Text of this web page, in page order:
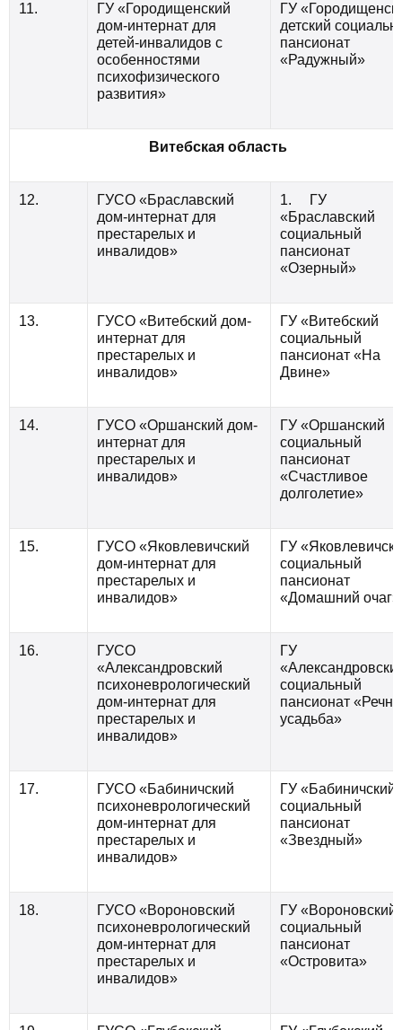
11.
ГУ «Городищенский
дом-интернат для
детей-инвалидов с
особенностями
психофизического
развития»
ГУ
детский
пансионат
«Радужный»
Витебская область
12.
ГУСО «Браславский
дом-интернат для
престарелых и
инвалидов»
1. ГУ
«Браславский
социальный
пансионат
«Озерный»
13.
ГУСО «Витебский дом-
интернат для
престарелых и
инвалидов»
ГУ «Витебский
социальный
пансионат «На
Двине»
14.
ГУСО «Оршанский дом-
интернат для
престарелых и
инвалидов»
ГУ «Оршанский
социальный
пансионат
«Счастливое
долголетие»
15.
ГУСО «Яковлевичский
дом-интернат для
престарелых и
инвалидов»
ГУ
социальный
пансионат
«Домашний очаг»
16.
ГУСО
«Александровский
психоневрологический
дом-интернат для
престарелых и
инвалидов»
ГУ
социальный
пансионат
усадьба»
17.
ГУСО «Бабиничский
психоневрологический
дом-интернат для
престарелых и
инвалидов»
ГУ «Бабиничский
социальный
пансионат
«Звездный»
18.
ГУСО «Вороновский
психоневрологический
дом-интернат для
престарелых и
инвалидов»
ГУ «Вороновский
социальный
пансионат
«Островита»